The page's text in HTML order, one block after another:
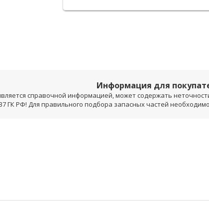
Информация для
справочной информацией, может содержать
ГК РФ! Для правильного подбора запасных частей